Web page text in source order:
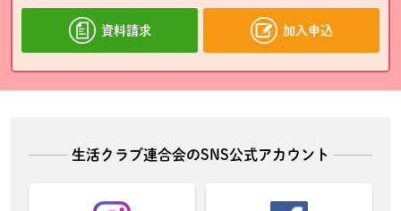
資料請求 加入申込
生活クラブ連合会のSNS公式アカウント